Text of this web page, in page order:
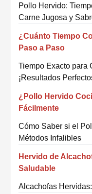
Pollo Hervido:
Carne Jugosa y
¿Cuánto Tiempo
Paso a Paso
Tiempo Exacto para
¡Resultados
¿Pollo Hervido
Fácilmente
Cómo Saber si el
Métodos Infalibles
Hervido de
Saludable
Alcachofas